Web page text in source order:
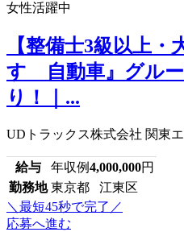
女性活躍中
【整備士3級以上
すゞ自動車』グル
り！｜...
UDトラックス株式会社 関東
給与 年収例4,000,000円
勤務地 東京都 江東区
＼最短45秒で完了／
応募へ進む